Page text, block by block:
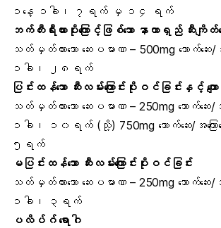
၁နေ့ ၁ခါ၊ ၇ရက် မှ ၁၄ ရက်
ဘက်တီးရီးယားပိုးကြောင့်ဖြစ်သော နာတာရှည် ဆီးကျိတ်ယ
သတ်မှတ်ထားသော ဆေးပမာဏ – 500mg သောက်ဆေး/အ
၁ခါ၊ ၂၈ရက်
ပြင်းထန်သော ဆီးလမ်းကြောင်းပိုးဝင်ခြင်းနှင့် က
သတ်မှတ်ထားသော ဆေးပမာဏ – 250mg သောက်ဆေး/အ
၁ခါ၊ ၁၀ရက် (သို့) 750mg သောက်ဆေး/အကြော
၅ရက်
မပြင်းထန်သော ဆီးလမ်းကြောင်းပိုးဝင်ခြင်း
သတ်မှတ်ထားသော ဆေးပမာဏ – 250mg သောက်ဆေး/အ
၁ခါ၊ ၃ရက်
ပလိပ်ဂ် ရောဂါ